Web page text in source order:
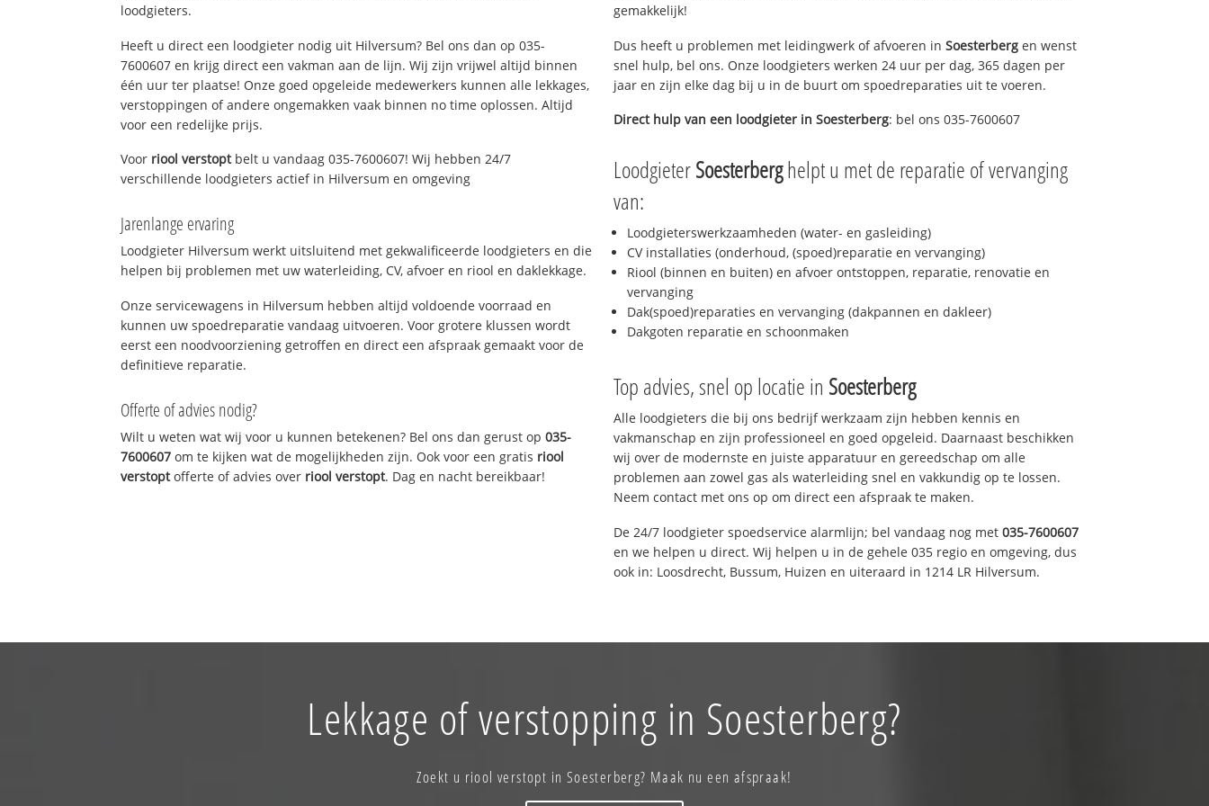
loodgieters.
Heeft u direct een loodgieter nodig uit Hilversum? Bel ons dan op 035-
7600607 en krijg direct een vakman aan de lijn. Wij zijn vrijwel altijd binnen
één uur ter plaatse! Onze goed opgeleide medewerkers kunnen alle lekkages,
verstoppingen of andere ongemakken vaak binnen no time oplossen. Altijd
voor een redelijke prijs.
Voor riool verstoptbelt u vandaag 035-7600607! Wij hebben 24/7
verschillende loodgieters actief in Hilversum en omgeving
Jarenlange ervaring
Loodgieter Hilversum werkt uitsluitend met gekwalificeerde loodgieters en die
helpen bij problemen met uw waterleiding, CV, afvoer en riool en daklekkage.
Onze servicewagens in Hilversum hebben altijd voldoende voorraad en
kunnen uw spoedreparatie vandaag uitvoeren. Voor grotere klussen wordt
eerst een noodvoorziening getroffen en direct een afspraak gemaakt voor de
definitieve reparatie.
Offerte of advies nodig?
Wilt u weten wat wij voor u kunnen betekenen? Bel ons dan gerust op035-
7600607 om te kijken wat de mogelijkheden zijn. Ook voor een gratis riool
verstoptofferte of advies over riool verstopt. Dag en nacht bereikbaar!
gemakkelijk!
Dus heeft u problemen met leidingwerk of afvoeren in Soesterberg en wenst
snel hulp, bel ons. Onze loodgieters werken 24 uur per dag, 365 dagen per
jaar en zijn elke dag bij u in de buurt om spoedreparaties uit te voeren.
Direct hulp van een loodgieter in Soesterberg: bel ons 035-7600607
LoodgieterSoesterberghelpt u met de reparatie of vervanging
van:
Loodgieterswerkzaamheden (water- en gasleiding)
CV installaties (onderhoud, (spoed)reparatie en vervanging)
Riool (binnen en buiten) en afvoer ontstoppen, reparatie, renovatie en
vervanging
Dak(spoed)reparaties en vervanging (dakpannen en dakleer)
Dakgoten reparatie en schoonmaken
Top advies, snel op locatie in Soesterberg
Alle loodgieters die bij ons bedrijf werkzaam zijn hebben kennis en
vakmanschap en zijn professioneel en goed opgeleid. Daarnaast beschikken
wij over de modernste en juiste apparatuur en gereedschap om alle
problemen aan zowel gas als waterleiding snel en vakkundig op te lossen.
Neem contact met ons op om direct een afspraak te maken.
De 24/7 loodgieter spoedservice alarmlijn; bel vandaag nog met 035-7600607
en we helpen u direct. Wij helpen u in de gehele 035 regio en omgeving, dus
ook in: Loosdrecht, Bussum, Huizen en uiteraard in 1214 LR Hilversum.
Lekkage of verstopping in Soesterberg?
Zoekt u riool verstopt in Soesterberg? Maak nu een afspraak!